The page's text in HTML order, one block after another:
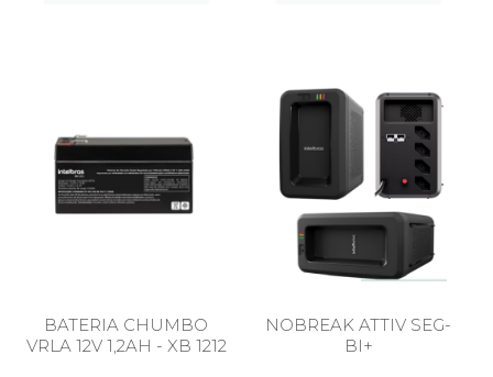
BATERIA CHUMBO
VRLA 12V 1,2AH - XB 1212
NOBREAK ATTIV SEG-
BI+